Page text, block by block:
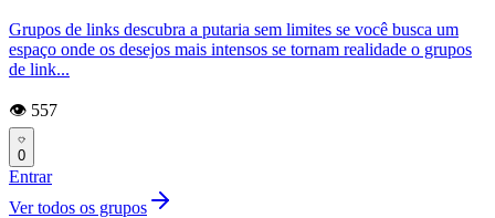
Grupos de links descubra a putaria sem limites se você busca um
espaço onde os desejos mais intensos se tornam realidade o grupos
de link...
👁️ 557
0
Entrar
Ver todos os grupos